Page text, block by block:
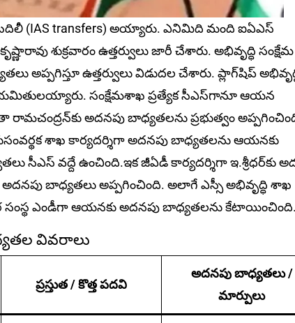
బదిలీ (IAS transfers) అయ్యారు. ఎనిమిది మంది ఐఏఎస్‌
శుక్ర‌వారం ఉత్తర్వులు జారీ చేశారు. అభివృద్ధి సంక్షేమ
అప్పగిస్తూ ఉత్తర్వులు విడుదల చేశారు. ప్లాగ్‌షిప్‌
సంక్షేమశాఖ ప్రత్యేక సీఎస్‌గానూ ఆయన
అదనపు బాధ్యతలను ప్రభుత్వం
శాఖ కార్యదర్శిగా అదనపు బాధ్యతలను ఆయనకు
‌వద్దే ఉంచింది.ఇక జీఏడీ కార్యదర్శిగా ఇ.శ్రీధర్‌కు
బాధ్యతలు అప్పగించింది. అలాగే ఎస్సీ అభివృద్ధి శాఖ
ఎండీగా ఆయనకు అదనపు బాధ్యతలను
వివరాలు
ప్రస్తుత / కొత్త పదవి
అదనపు బాధ్యతలు /
మార్పులు